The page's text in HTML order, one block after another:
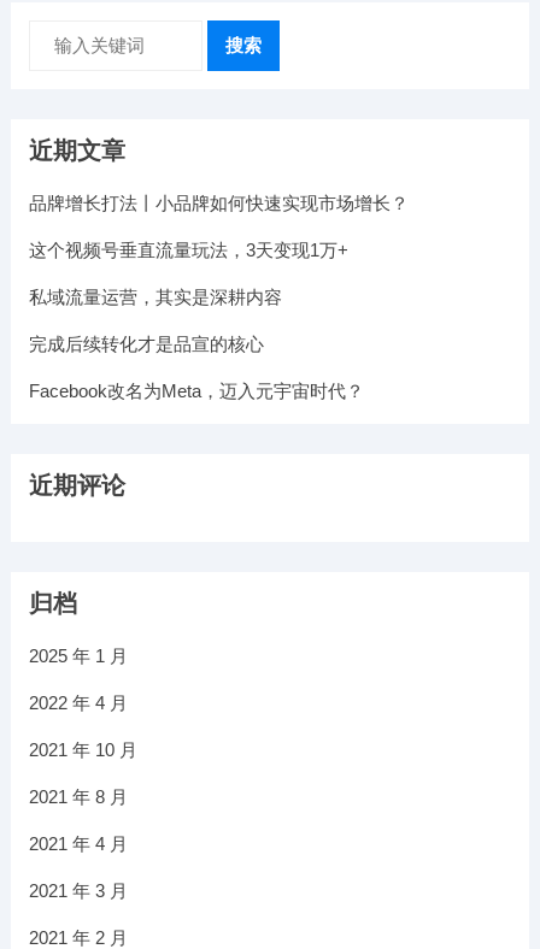
搜索
近期文章
品牌增长打法丨小品牌如何快速实现市场增长？
这个视频号垂直流量玩法，3天变现1万+​
私域流量运营，其实是深耕内容
完成后续转化才是品宣的核心
Facebook改名为Meta，迈入元宇宙时代？
近期评论
归档
2025 年 1 月
2022 年 4 月
2021 年 10 月
2021 年 8 月
2021 年 4 月
2021 年 3 月
2021 年 2 月